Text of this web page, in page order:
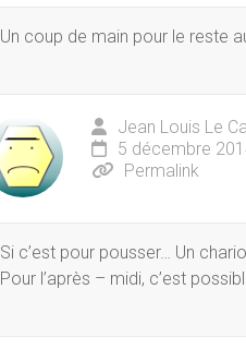
Un coup de main pour le reste
Jean Louis Le
5 décembre
Permalink
Si c’est pour pousser… Un
Pour l’après – midi, c’est